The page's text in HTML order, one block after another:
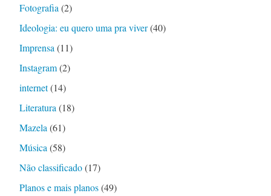
Fotografia (2)
Ideologia: eu quero uma pra viver(40)
Imprensa (11)
Instagram(2)
internet(14)
Literatura (18)
Mazela (61)
Música (58)
Não classificado(17)
Planos e mais planos(49)